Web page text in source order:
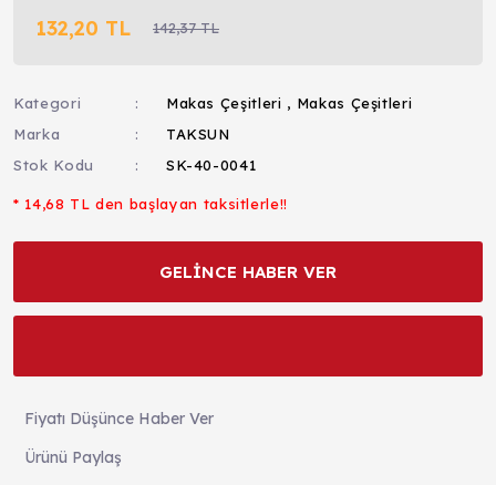
132,20 TL 142,37 TL
Kategori Makas Çeşitleri , Makas Çeşitleri
Marka
TAKSUN
Stok Kodu
SK-40-0041
* 14,68 TL den başlayan taksitlerle!!
GELİNCE HABER VER
Fiyatı Düşünce Haber Ver
Ürünü Paylaş